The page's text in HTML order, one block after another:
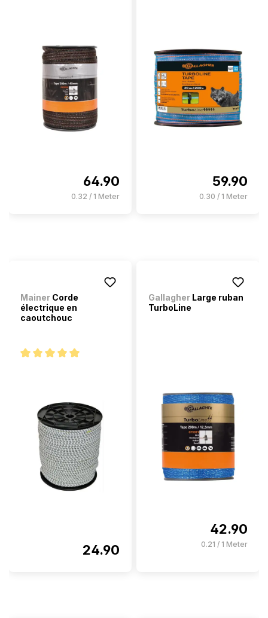
64.90
0.32 / 1 Meter
59.90
0.30 / 1 Meter
Mainer Corde
électrique en
caoutchouc
24.90
Gallagher Large ruban
TurboLine
42.90
0.21 / 1 Meter